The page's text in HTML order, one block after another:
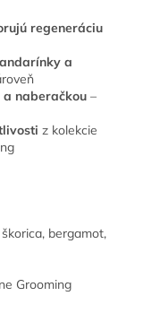
regeneráciu
a
naberačkou –
z kolekcie
bergamot,
Grooming